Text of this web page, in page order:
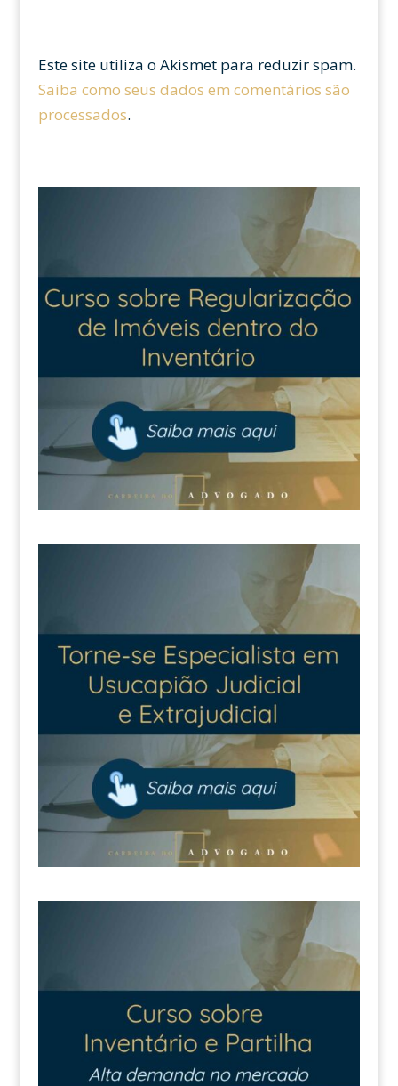
Este site utiliza o Akismet para reduzir spam.
Saiba como seus dados em comentários são
processados.